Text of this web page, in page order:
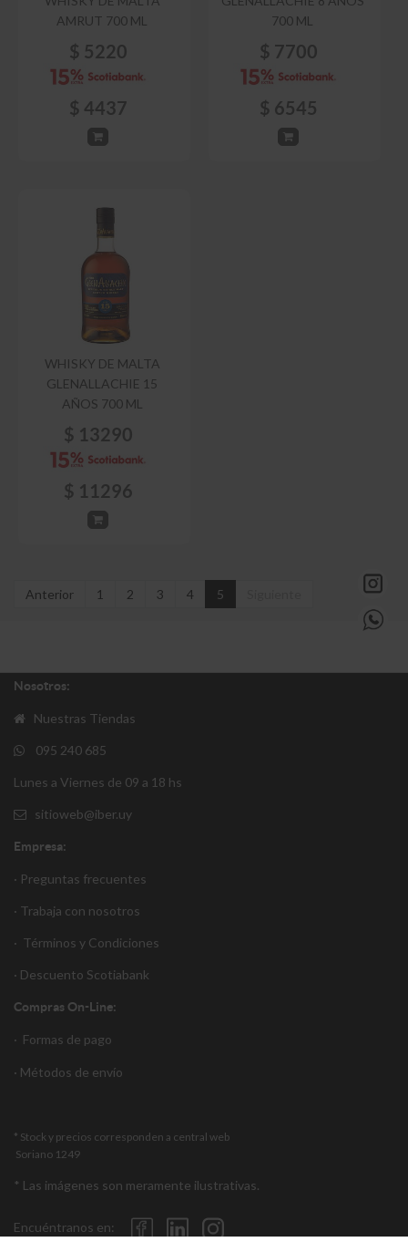
AMRUT 700 ML
$ 5220
$ 4437
700 ML
$ 7700
$ 6545
WHISKY DE MALTA
GLENALLACHIE 15
AÑOS 700 ML
$ 13290
$ 11296
Anterior 1 2 3 4 5
Nosotros:
Nuestras Tiendas
095 240 685
Lunes a Viernes de 09 a 18 hs
sitioweb@iber.uy
Empresa:
· Preguntas frecuentes
· Trabaja con nosotros
· Términos y Condiciones
· Descuento Scotiabank
Compras On-Line:
· Formas de pago
· Métodos de envío
* Stock y precios corresponden a central web
Soriano 1249
* Las imágenes son meramente ilustrativas.
Encuéntranos en: